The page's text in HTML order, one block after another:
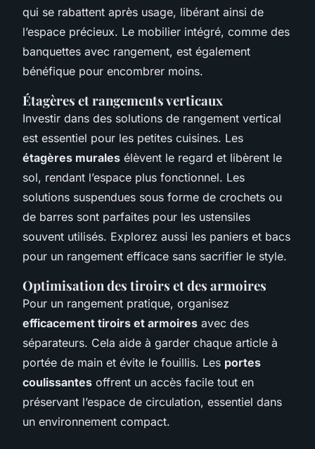
qui se rabattent après usage, libérant ainsi de
l’espace précieux. Le mobilier intégré, comme des
banquettes avec rangement, est également
bénéfique pour encombrer moins.
Étagères et rangements verticaux
Investir dans des solutions de rangement vertical
est essentiel pour les petites cuisines. Les
étagères murales élèvent le regard et libèrent le
sol, rendant l’espace plus fonctionnel. Les
solutions suspendues sous forme de crochets ou
de barres sont parfaites pour les ustensiles
souvent utilisés. Explorez aussi les paniers et bacs
pour un rangement efficace sans sacrifier le style.
Optimisation des tiroirs et des armoires
Pour un rangement pratique, organisez
efficacement tiroirs et armoires avec des
séparateurs. Cela aide à garder chaque article à
portée de main et évite le fouillis. Les portes
coulissantes offrent un accès facile tout en
préservant l’espace de circulation, essentiel dans
un environnement compact.